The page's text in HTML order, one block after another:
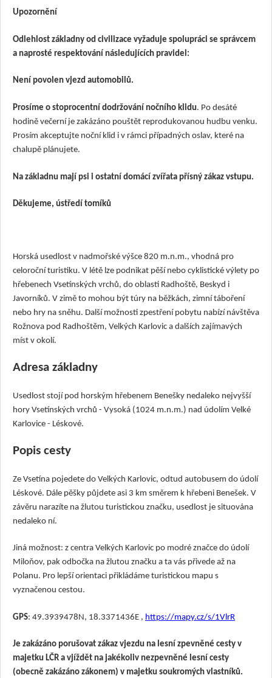
Upozornění
Odlehlost základny od civilizace vyžaduje spolupráci se správcem
a naprosté respektování následujících pravidel:
Není povolen vjezd automobilů.
Prosíme o stoprocentní dodržování nočního klidu. Po desáté
hodině večerní je zakázáno pouštět reprodukovanou hudbu venku.
Prosím akceptujte noční klid i v rámci případných oslav, které na
chalupě plánujete.
Na základnu mají psi i ostatní domácí zvířata přísný zákaz vstupu.
Děkujeme, ústředí tomíků
Horská usedlost v nadmořské výšce 820 m.n.m., vhodná pro
celoroční turistiku. V létě lze podnikat pěší nebo cyklistické výlety po
hřebenech Vsetínských vrchů, do oblasti Radhoště, Beskyd i
Javorníků. V zimě to mohou být túry na běžkách, zimní táboření
nebo hry na sněhu. Další možnosti zpestření pobytu nabízí návštěva
Rožnova pod Radhoštěm, Velkých Karlovic a dalších zajímavých
míst v okolí.
Adresa základny
Usedlost stojí pod horským hřebenem Benešky nedaleko nejvyšší
hory Vsetínských vrchů - Vysoká (1024 m.n.m.) nad údolím Velké
Karlovice - Léskové.
Popis cesty
Ze Vsetína pojedete do Velkých Karlovic, odtud autobusem do údolí
Léskové. Dále pěšky půjdete asi 3 km směrem k hřebeni Benešek. V
závěru narazíte na žlutou turistickou značku, usedlost je situována
nedaleko ní.
Jiná možnost: z centra Velkých Karlovic po modré značce do údolí
Miloňov, pak odbočka na žlutou značku a ta vás přivede až na
Polanu. Pro lepší orientaci přikládáme turistickou mapu s
vyznačenou cestou.
GPS: 49.3939478N, 18.3371436E , https://mapy.cz/s/1VlrR
Je zakázáno porušovat zákaz vjezdu na lesní zpevněné cesty v
majetku LČR a vjíždět na jakékoliv nezpevněné lesní cesty
(obecně zakázáno zákonem) v majetku soukromých vlastníků.